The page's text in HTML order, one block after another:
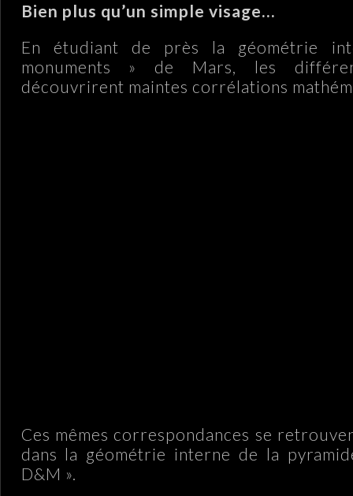
Bien plus qu’un simple visage…
En étudiant de près la géométrie
monuments » de Mars, les
découvrirent maintes corrélations
Ces mêmes correspondances se
dans la géométrie interne de la
D&M ».